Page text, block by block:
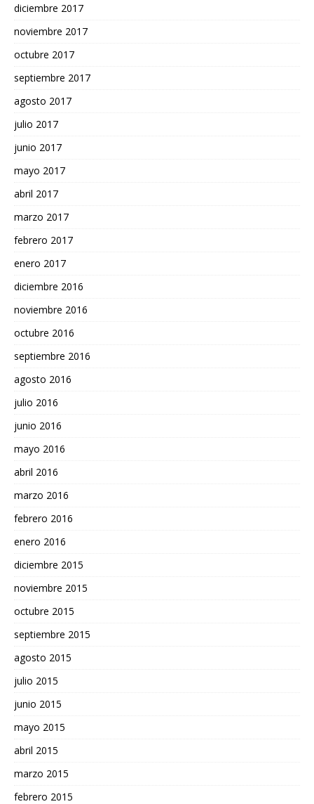
diciembre 2017
noviembre 2017
octubre 2017
septiembre 2017
agosto 2017
julio 2017
junio 2017
mayo 2017
abril 2017
marzo 2017
febrero 2017
enero 2017
diciembre 2016
noviembre 2016
octubre 2016
septiembre 2016
agosto 2016
julio 2016
junio 2016
mayo 2016
abril 2016
marzo 2016
febrero 2016
enero 2016
diciembre 2015
noviembre 2015
octubre 2015
septiembre 2015
agosto 2015
julio 2015
junio 2015
mayo 2015
abril 2015
marzo 2015
febrero 2015